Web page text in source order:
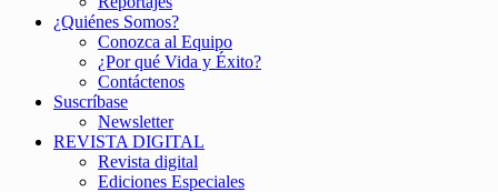
¿Quiénes Somos?
Conozca al Equipo
¿Por qué Vida y Éxito?
Contáctenos
Suscríbase
Newsletter
REVISTA DIGITAL
Revista digital
Ediciones Especiales